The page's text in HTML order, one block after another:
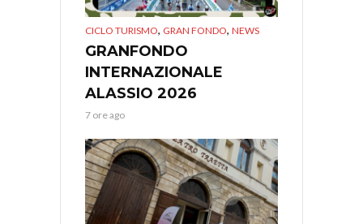
CICLO TURISMO, GRAN FONDO, NEWS
GRANFONDO
INTERNAZIONALE
ALASSIO 2026
7 ore ago